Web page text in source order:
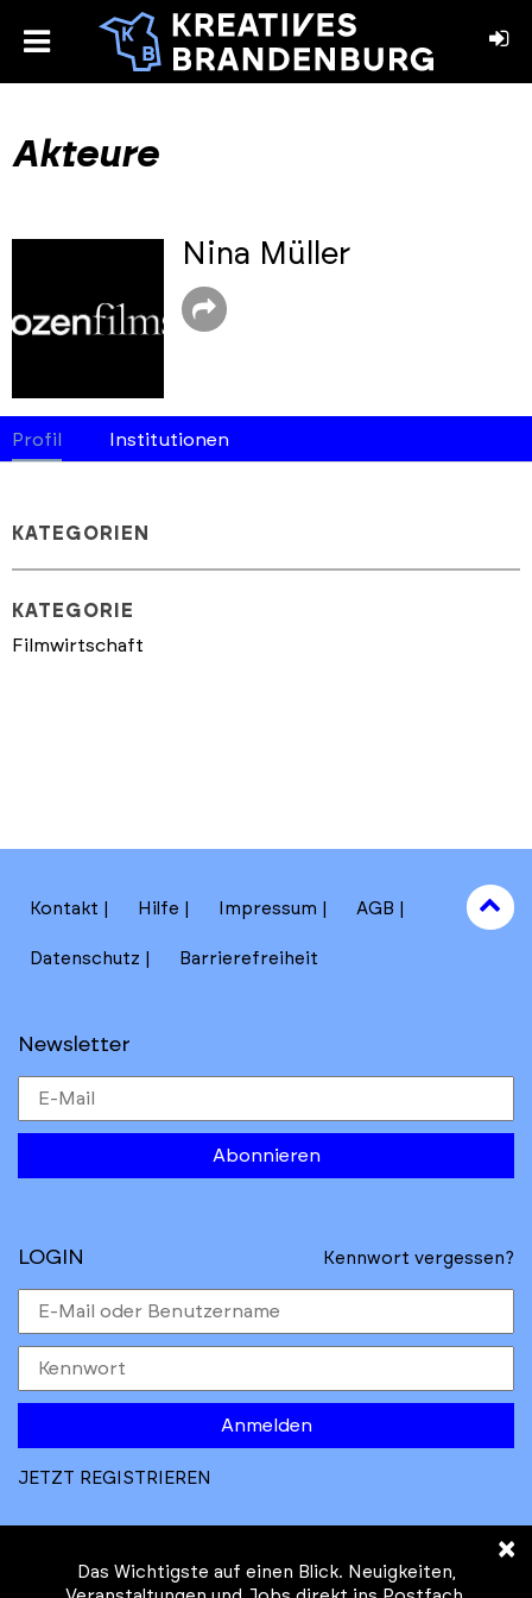
toggle
Akteure
Nina Müller
Profil Institutionen
KATEGORIEN
KATEGORIE
Filmwirtschaft
Kontakt Hilfe Impressum AGB
Datenschutz Barrierefreiheit
Newsletter
Abonnieren
to
top
LOGIN Kennwort vergessen?
Anmelden
JETZT REGISTRIEREN
×
Das Wichtigste auf einen Blick. Neuigkeiten,